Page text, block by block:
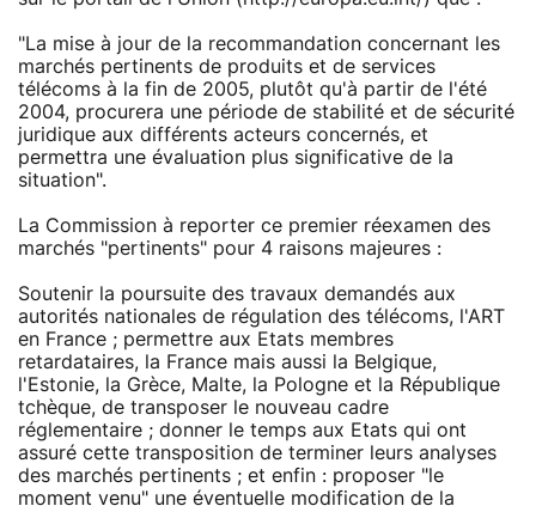
"La mise à jour de la recommandation concernant les
marchés pertinents de produits et de services
télécoms à la fin de 2005, plutôt qu'à partir de l'été
2004, procurera une période de stabilité et de sécurité
juridique aux différents acteurs concernés, et
permettra une évaluation plus significative de la
situation".
La Commission à reporter ce premier réexamen des
marchés "pertinents" pour 4 raisons majeures :
Soutenir la poursuite des travaux demandés aux
autorités nationales de régulation des télécoms, l'ART
en France ; permettre aux Etats membres
retardataires, la France mais aussi la Belgique,
l'Estonie, la Grèce, Malte, la Pologne et la République
tchèque, de transposer le nouveau cadre
réglementaire ; donner le temps aux Etats qui ont
assuré cette transposition de terminer leurs analyses
des marchés pertinents ; et enfin : proposer "le
moment venu" une éventuelle modification de la